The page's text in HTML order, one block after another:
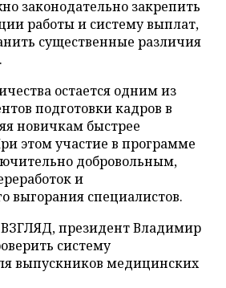
законодательно закрепить
работы и систему выплат,
существенные различия
остается одним из
подготовки кадров в
новичкам быстрее
этом участие в программе
добровольным,
и
выгорания специалистов.
ВЗГЛЯД, президент Владимир
систему
выпускников медицинских